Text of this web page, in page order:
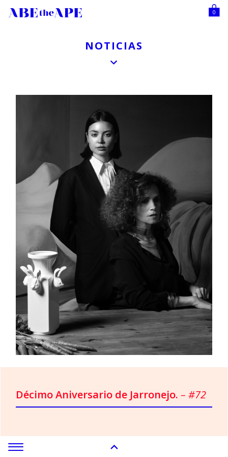
0
NOTICIAS
Décimo Aniversario de Jarronejo. – #72